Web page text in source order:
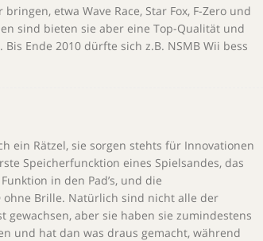
etwa Wave Race, Star Fox, F-Zero und
sind bieten sie aber eine Top-Qualität und
Ende 2010 dürfte sich z.B. NSMB Wii bess
ein Rätzel, sie sorgen stehts für Innovationen
Speicherfuncktion eines Spielsandes, das
in den Pad’s, und die
ohne Brille. Natürlich sind nicht alle der
aber sie haben sie zumindestens
und hat dan was draus gemacht, während